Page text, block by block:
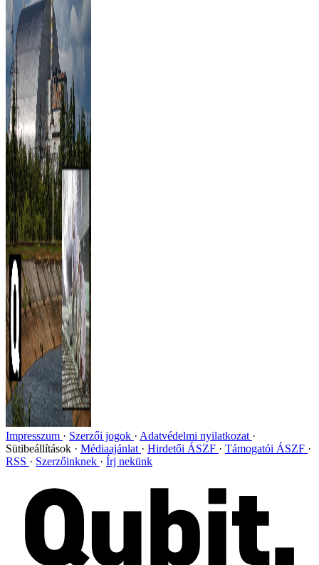
Impresszum Szerzői jogok
Adatvédelmi nyilatkozat
Sütibeállítások
Médiaajánlat Hirdetői ÁSZF
Támogatói ÁSZF
RSS
Szerzőinknek Írj nekünk